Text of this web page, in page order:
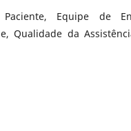
Equipe de
Qualidade da